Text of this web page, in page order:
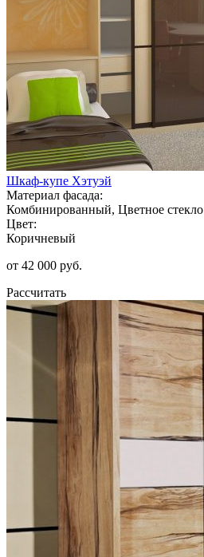
Шкаф-купе Хэтуэй
Материал фасада:
Комбинированный, Цветное стекло
Цвет:
Коричневый
от 42 000 руб.
Рассчитать